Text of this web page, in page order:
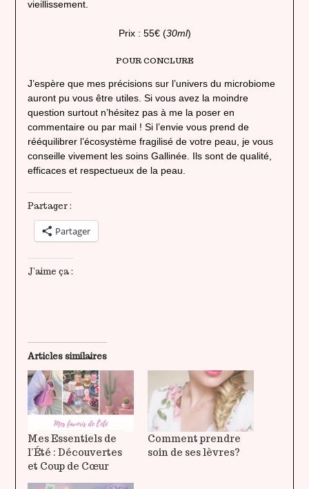
vieillissement.
Prix : 55€ (30ml)
POUR CONCLURE
J’espère que mes précisions sur l’univers du microbiome
auront pu vous être utiles. Si vous avez la moindre
question surtout n’hésitez pas à me la poser en
commentaire ou par mail ! Si l’envie vous prend de
rééquilibrer l’écosystème fragilisé de votre peau, je vous
conseille vivement les soins Gallinée. Ils sont de qualité,
efficaces et respectueux de la peau.
Partager :
Partager
J’aime ça :
Articles similaires
Mes Essentiels de
l’Été : Découvertes
et Coup de Cœur
Comment prendre
soin de ses lèvres?